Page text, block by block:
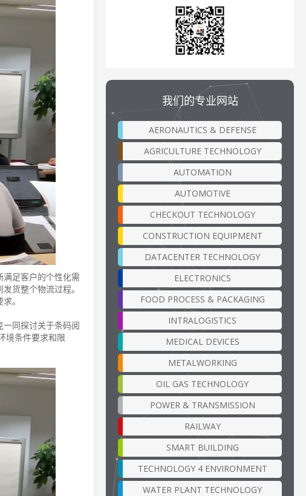
足客户的个性化需
货整个物流过程。
。
同探讨关于条码阅
境条件要求和限
我们的专业网站
AERONAUTICS & DEFENSE
AGRICULTURE TECHNOLOGY
AUTOMATION
AUTOMOTIVE
CHECKOUT TECHNOLOGY
CONSTRUCTION EQUIPMENT
DATACENTER TECHNOLOGY
ELECTRONICS
FOOD PROCESS & PACKAGING
INTRALOGISTICS
MEDICAL DEVICES
METALWORKING
OIL GAS TECHNOLOGY
POWER & TRANSMISSION
RAILWAY
SMART BUILDING
TECHNOLOGY 4 ENVIRONMENT
WATER PLANT TECHNOLOGY